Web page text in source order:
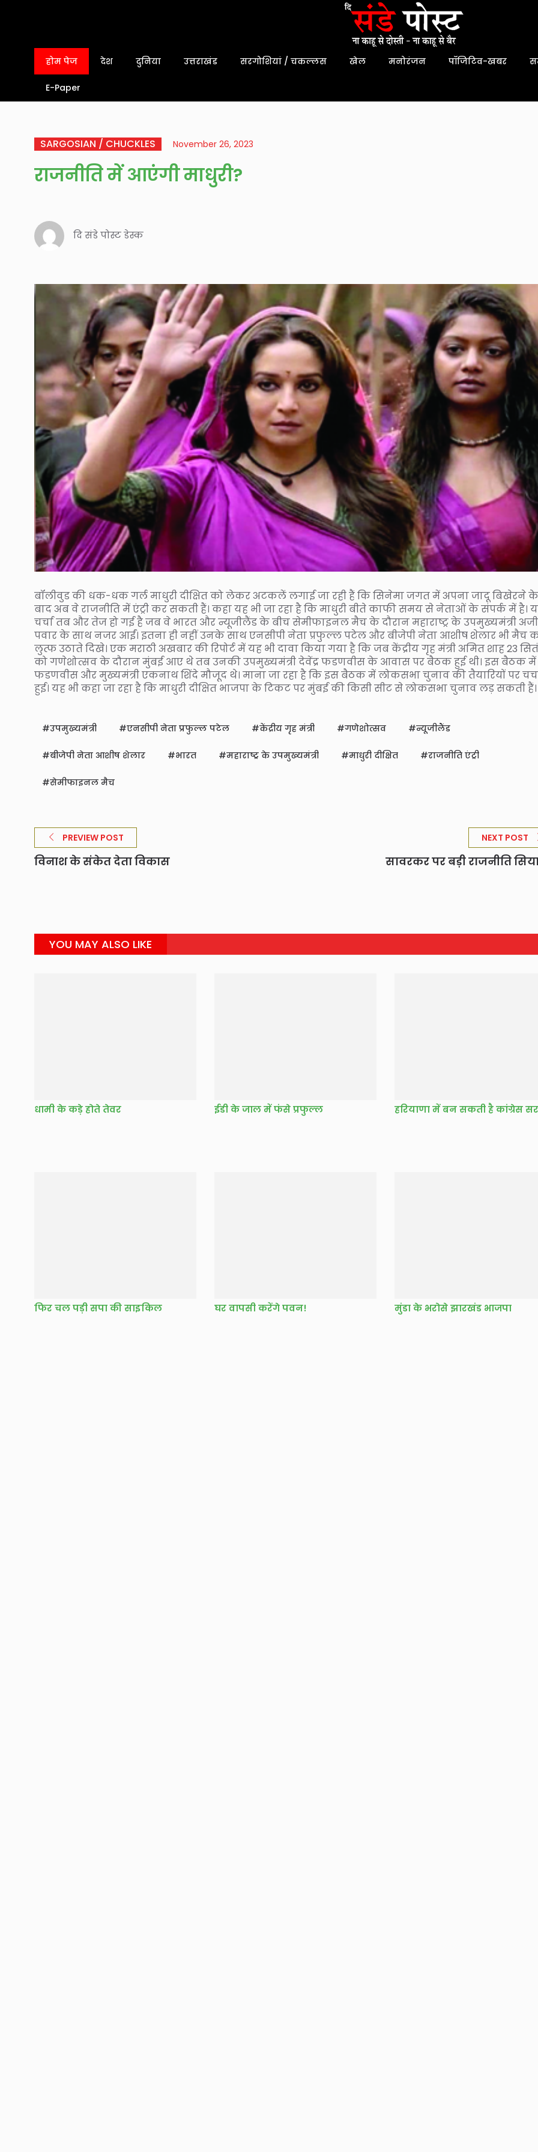
होम पेज देश दुनिया उत्तराखंड सरगोशियां / चकल्लस खेल मनोरंजन पॉजिटिव-खबर
E-Paper
SARGOSIAN / CHUCKLES November 26, 2023
राजनीति में आएंगी माधुरी?
दि संडे पोस्ट डेस्क
बॉलीवुड की धक-धक गर्ल माधुरी दीक्षित को लेकर अटकलें लगाई जा रही हैं कि सिनेमा जगत में अपना जादू बिखेरने के
बाद अब वे राजनीति में एंट्री कर सकती हैं। कहा यह भी जा रहा है कि माधुरी बीते काफी समय से नेताओं के संपर्क में है।
चर्चा तब और तेज हो गई है जब वे भारत और न्यूजीलैंड के बीच सेमीफाइनल मैच के दौरान महाराष्ट्र के उपमुख्यमंत्री
पवार के साथ नजर आईं। इतना ही नहीं उनके साथ एनसीपी नेता प्रफुल्ल पटेल और बीजेपी नेता आशीष शेलार भी मैच
लुत्फ उठाते दिखे। एक मराठी अखबार की रिपोर्ट में यह भी दावा किया गया है कि जब केंद्रीय गृह मंत्री अमित शाह 23
को गणेशोत्सव के दौरान मुंबई आए थे तब उनकी उपमुख्यमंत्री देवेंद्र फडणवीस के आवास पर बैठक हुई थी। इस बैठक में
फडणवीस और मुख्यमंत्री एकनाथ शिंदे मौजूद थे। माना जा रहा है कि इस बैठक में लोकसभा चुनाव की तैयारियों पर
हुई। यह भी कहा जा रहा है कि माधुरी दीक्षित भाजपा के टिकट पर मुंबई की किसी सीट से लोकसभा चुनाव लड़ सकती हैं।
उपमुख्यमंत्री एनसीपी नेता प्रफुल्ल पटेल केंद्रीय गृह मंत्री गणेशोत्सव न्यूजीलैंड
बीजेपी नेता आशीष शेलार भारत महाराष्ट्र के उपमुख्यमंत्री माधुरी दीक्षित राजनीति एंट्री
सेमीफाइनल मैच
PREVIEW POST
विनाश के संकेत देता विकास
NEXT POST
सावरकर पर बड़ी राजनीति
YOU MAY ALSO LIKE
धामी के कड़े होते तेवर ईडी के जाल में फंसे प्रफुल्ल हरियाणा में बन सकती है कांग्रेस
फिर चल पड़ी सपा की साइकिल घर वापसी करेंगे पवन! मुंडा के भरोसे झारखंड भाजपा